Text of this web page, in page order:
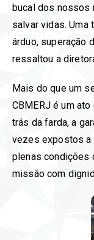
bucal dos nossos
salvar vidas. Uma
árduo, superação
ressaltou a
Mais do que um
CBMERJ é um
trás da farda, a
vezes expostos a
plenas condições
missão com